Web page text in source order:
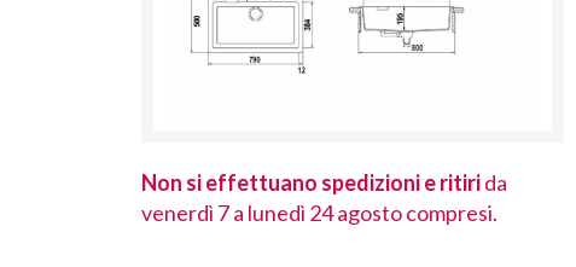
Non si effettuano spedizioni e ritirida
venerdì 7 a lunedì 24 agosto compresi.